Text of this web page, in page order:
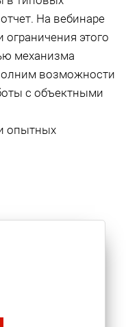
На вебинаре
этого
механизма
возможности
с объектными
опытных